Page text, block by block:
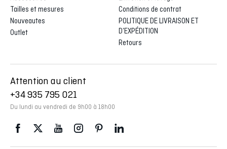
Tailles et mesures
Nouveautes
Outlet
Conditions de contrat
POLITIQUE DE LIVRAISON ET
D’EXPÉDITION
Retours
Attention au client
+34 935 795 021
Du lundi au vendredi de 9h00 à 18h00